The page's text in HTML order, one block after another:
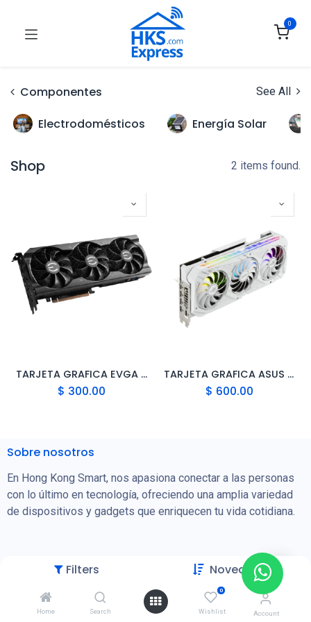
Filters Novedades
Home Search
0
Wishlist Account
0
Componentes See All
Electrodomésticos Energía Solar
Shop 2 items found.
TARJETA GRAFICA EVGA GEFORCE RTX 3060 TI FTW3 (GRADO A)
$ 300.00
TARJETA GRAFICA ASUS ROG STRIX GEFORCE RTX 3080 WHITE OC EDITION (GRADO A)
$ 600.00
Sobre nosotros
En Hong Kong Smart, nos apasiona conectar a las personas
con lo último en tecnología, ofreciendo una amplia variedad
de dispositivos y gadgets que enriquecen tu vida cotidiana.
Categorías
Celulares, Tablets y Accesorios